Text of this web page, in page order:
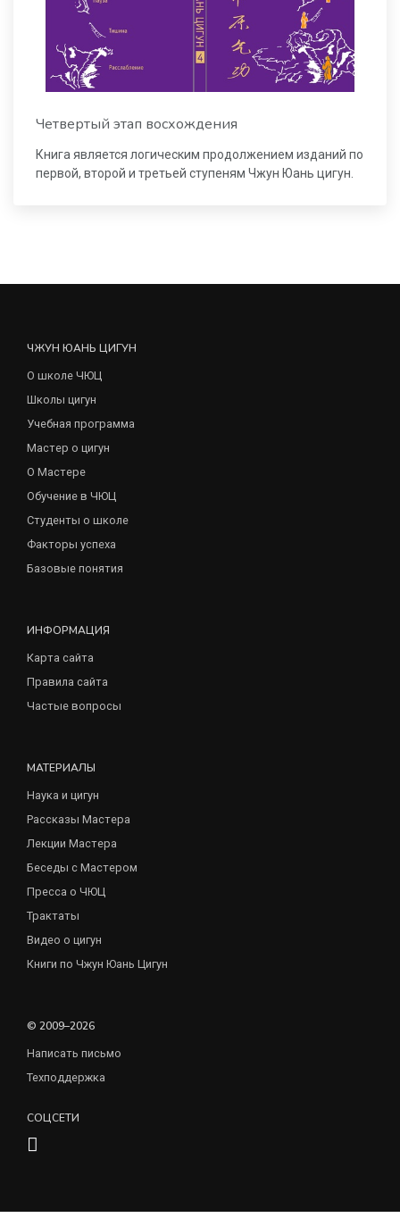
Четвертый этап восхождения
Книга является логическим продолжением изданий по
первой, второй и третьей ступеням Чжун Юань цигун.
ЧЖУН ЮАНЬ ЦИГУН
О школе ЧЮЦ
Школы цигун
Учебная программа
Мастер о цигун
О Мастере
Обучение в ЧЮЦ
Студенты о школе
Факторы успеха
Базовые понятия
ИНФОРМАЦИЯ
Карта сайта
Правила сайта
Частые вопросы
МАТЕРИАЛЫ
Наука и цигун
Рассказы Мастера
Лекции Мастера
Беседы с Мастером
Пресса о ЧЮЦ
Трактаты
Видео о цигун
Книги по Чжун Юань Цигун
© 2009–2026
Написать письмо
Техподдержка
СОЦСЕТИ